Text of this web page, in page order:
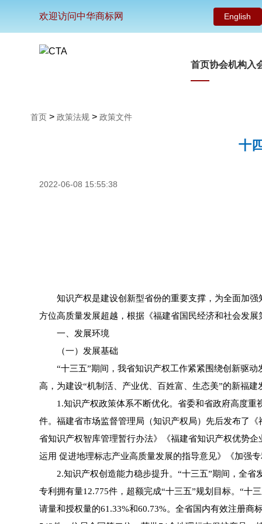
欢迎访问中华商标网 English
首页协会机构入
首页 > 政策法规 > 政策文件
十
2022-06-08 15:55:38
知识产权是建设创新型省份的重要支撑，为全面加强
方位高质量发展超越，根据《福建省国民经济和社会发
一、发展环境
（一）发展基础
“十三五”期间，我省知识产权工作紧紧围绕创新驱动
高，为建设“机制活、产业优、百姓富、生态美”的新福建
1.知识产权政策体系不断优化。省委和省政府高度重
件。福建省市场监督管理局（知识产权局）先后发布了
省知识产权智库管理暂行办法》《福建省知识产权优势
运用 促进地理标志产业高质量发展的指导意见》《加强
2.知识产权创造能力稳步提升。“十三五”期间，全省
专利拥有量12.775件，超额完成“十三五”规划目标。“十
请量和授权量的61.33%和60.73%。全省国内有效注册商